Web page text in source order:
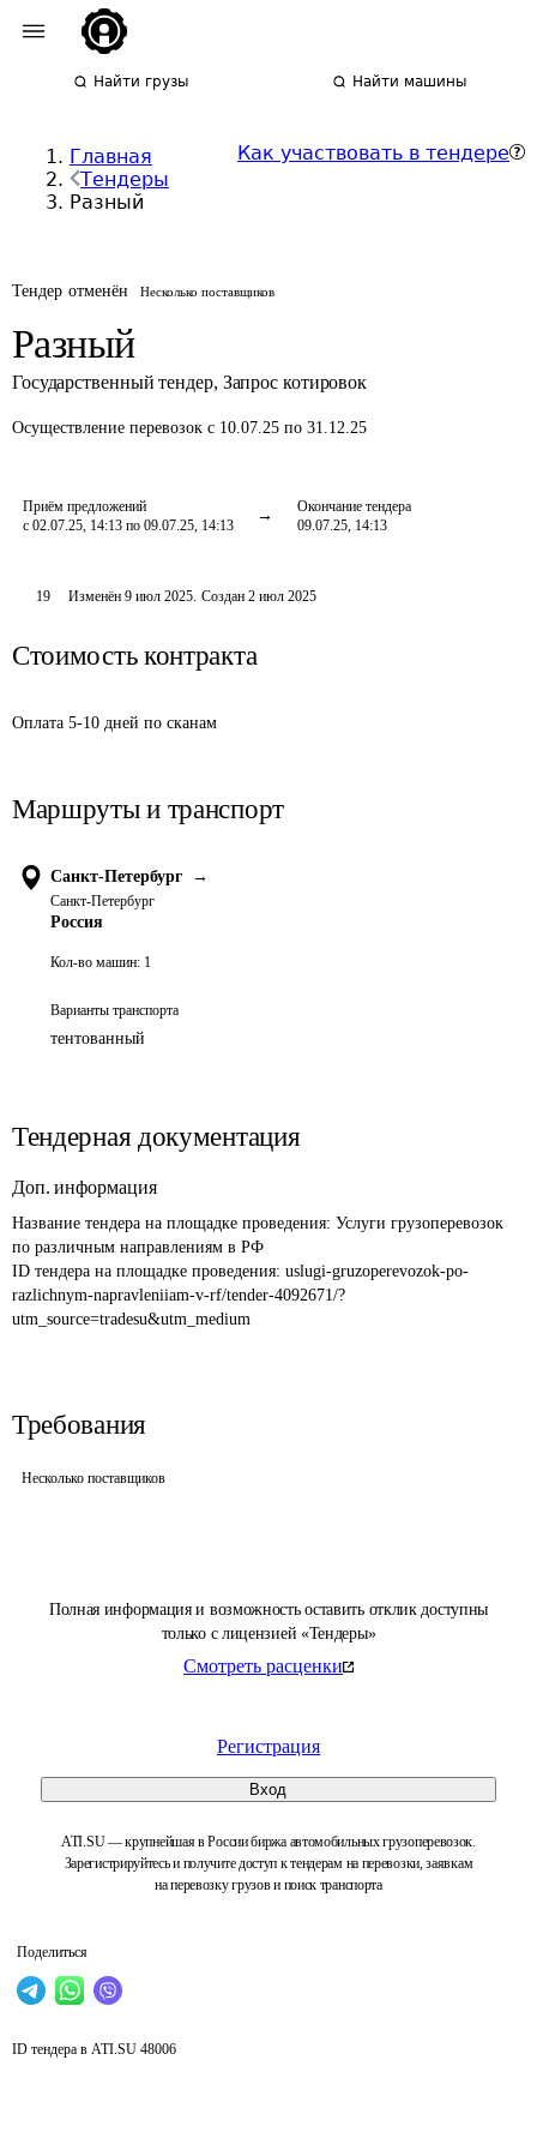
Найти грузы Найти машины
Главная
Тендеры
Разный
Как участвовать в тендере
Тендер отменён Несколько поставщиков
Разный
Государственный тендер, Запрос котировок
Осуществление перевозок с 10.07.25 по 31.12.25
Приём предложений
с 02.07.25, 14:13 по 09.07.25, 14:13
Окончание тендера
09.07.25, 14:13
Полная информация и возможность оставить отклик доступны
только с лицензией «Тендеры»
Смотреть расценки
Регистрация
Вход
ATI.SU — крупнейшая в России биржа автомобильных грузоперевозок.
Зарегистрируйтесь и получите доступ к тендерам на перевозки, заявкам
на перевозку грузов и поиск транспорта
Поделиться
19 Изменён9 июл 2025. Создан 2 июл 2025
Стоимость контракта
Оплата 5-10 дней по сканам
Маршруты и транспорт
Санкт-Петербург →
Санкт-Петербург
Россия
Кол-во машин: 1
Варианты транспорта
тентованный
Тендерная документация
Доп. информация
Название тендера на площадке проведения: Услуги грузоперевозок
по различным направлениям в РФ
ID тендера на площадке проведения: uslugi-gruzoperevozok-po-
razlichnym-napravleniiam-v-rf/tender-4092671/?
utm_source=tradesu&utm_medium
Требования
Несколько поставщиков
ID тендера в ATI.SU 48006